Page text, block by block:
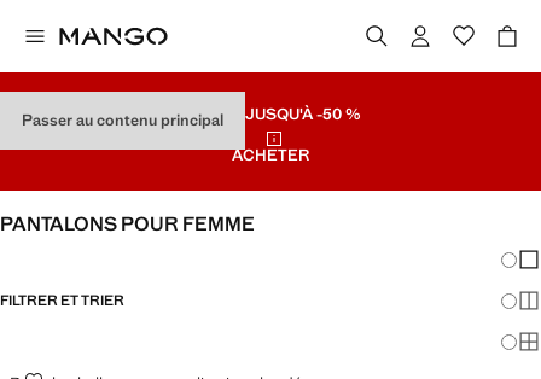
Passer au contenu principal
SOLDES JUSQU'À -50 %
ACHETER
PANTALONS POUR FEMME
FILTRER ET TRIER